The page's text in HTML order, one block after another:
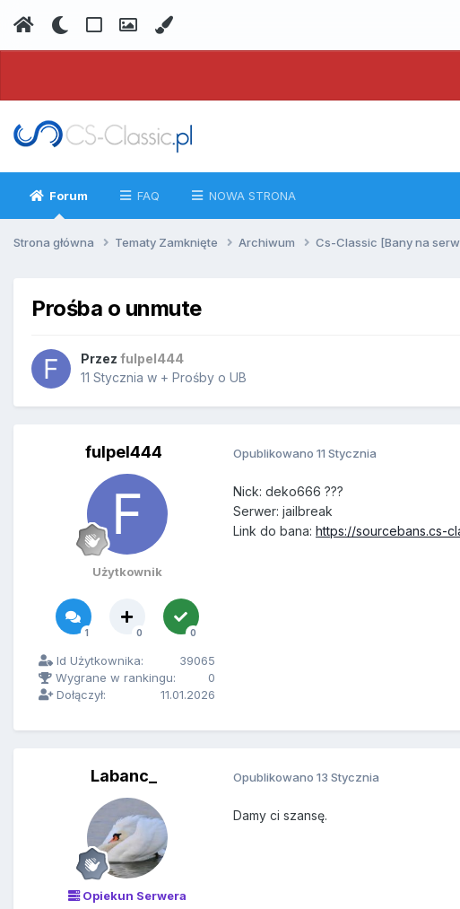
Forum FAQ NOWA STRONA
Strona główna Tematy Zamknięte Archiwum Cs-Classic [Bany na
Prośba o unmute
Przez fulpel444
11 Stycznia w + Prośby o UB
fulpel444
Użytkownik
1 0 0
Id Użytkownika:
39065
Wygrane w rankingu:
0
Dołączył:
11.01.2026
Opublikowano 11 Stycznia
Nick: deko666 ???
Serwer: jailbreak
Link do bana: https://sourcebans.cs-
Labanc_
Opiekun Serwera
Opublikowano 13 Stycznia
Damy ci szansę.